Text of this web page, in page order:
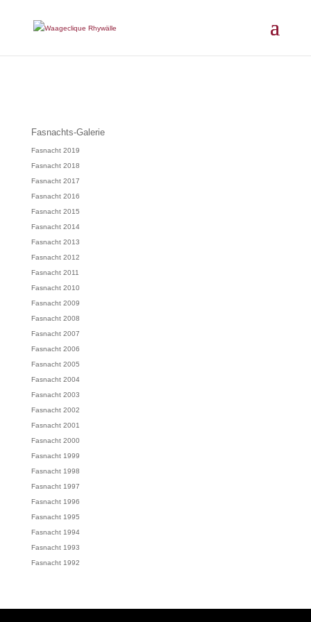
Fasnachts-Galerie
Fasnacht 2019
Fasnacht 2018
Fasnacht 2017
Fasnacht 2016
Fasnacht 2015
Fasnacht 2014
Fasnacht 2013
Fasnacht 2012
Fasnacht 2011
Fasnacht 2010
Fasnacht 2009
Fasnacht 2008
Fasnacht 2007
Fasnacht 2006
Fasnacht 2005
Fasnacht 2004
Fasnacht 2003
Fasnacht 2002
Fasnacht 2001
Fasnacht 2000
Fasnacht 1999
Fasnacht 1998
Fasnacht 1997
Fasnacht 1996
Fasnacht 1995
Fasnacht 1994
Fasnacht 1993
Fasnacht 1992